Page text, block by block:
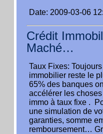
Date: 2009-03-06
Crédit
Maché…
Taux Fixes:
immobilier reste le
65% des banques
accélérer les
immo à taux fixe .
une simulation de
garanties, somme
remboursement…